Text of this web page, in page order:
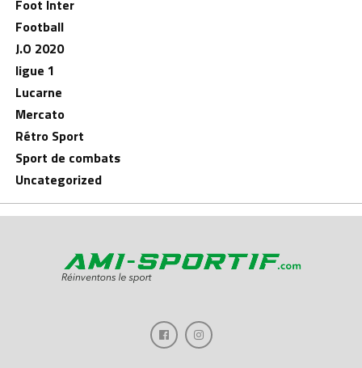
Foot Inter
Football
J.O 2020
ligue 1
Lucarne
Mercato
Rétro Sport
Sport de combats
Uncategorized